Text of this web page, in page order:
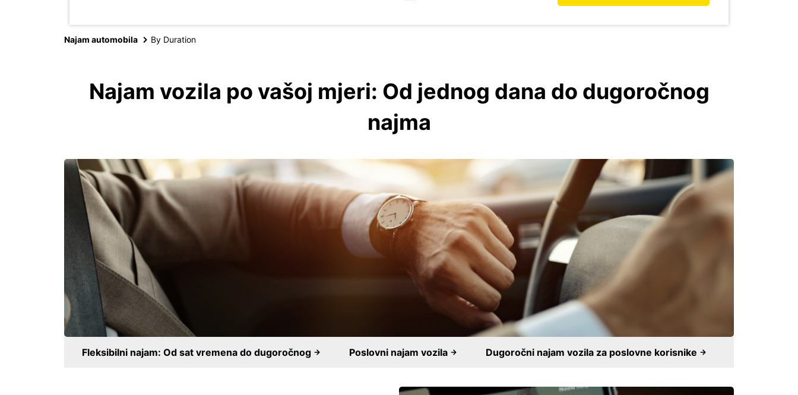
Najam automobila By Duration
Najam vozila po vašoj mjeri: Od jednog dana do dugoročnog
najma
Fleksibilni najam: Od sat vremena do dugoročnog Poslovni najam vozila Dugoročni najam vozila za poslovne korisnike